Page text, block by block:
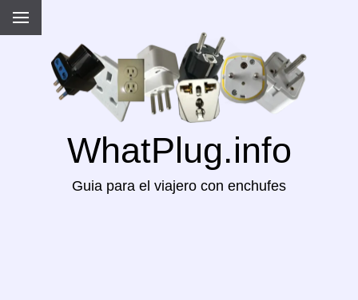
WhatPlug.info
Guia para el viajero con enchufes